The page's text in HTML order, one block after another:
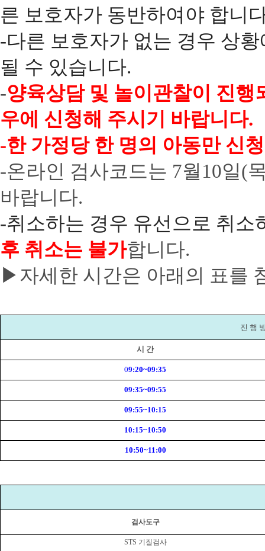
른 보호자가 동반하여야 합니
-다른 보호자가 없는 경우 상
될 수 있습니다.
-양육상담 및 놀이관찰이 진
우에 신청해 주시기 바랍니다.
-한 가정당 한 명의 아동만 신
-온라인 검사코드는 7월10일(
바랍니다.
-취소하는 경우 유선으로 취소
후 취소는 불가합니다.
▶자세한 시간은 아래의 표를
진 행
시 간
09:20~09:35
09:35~09:55
09:55~10:15
10:15~10:50
10:50~11:00
검사도구
STS 기질검사